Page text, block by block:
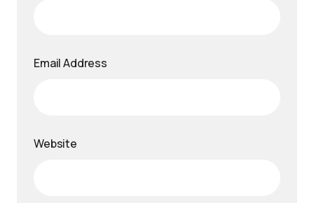
Email Address
Website